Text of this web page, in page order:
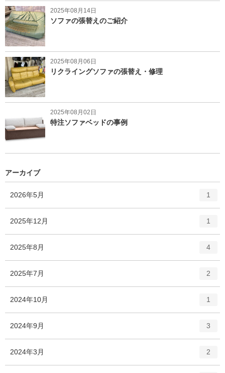
2025年08月14日
ソファの張替えのご紹介
2025年08月06日
リクライングソファの張替え・修理
2025年08月02日
特注ソファベッドの事例
アーカイブ
2026年5月
リ
ー
1
2025年12月
ー
1
2025年8月
ー
数
4
2025年7月
リ
ー
2
2024年10月
ー
1
2024年9月
ー
3
2024年3月 2